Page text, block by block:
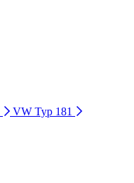
VW Typ 181